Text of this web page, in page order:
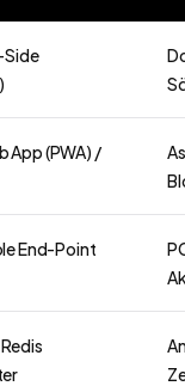
Side
App (PWA) /
End-Point